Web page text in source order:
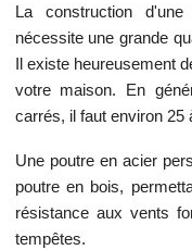
La construction
nécessite une grande
Il existe heureusement
votre maison. En
carrés, il faut environ 25
Une poutre en acier
poutre en bois,
résistance aux vents
tempêtes.